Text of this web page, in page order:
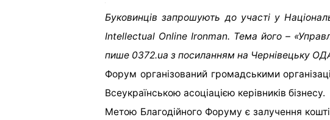
Буковинців запрошують до участі у
Intellectual Online Ironman. Тема його –
пише 0372.ua з посиланням на Чернівецьку
Форум організований громадськими
Всеукраїнською асоціацією керівників бізнесу.
Метою Благодійного Форуму є залучення